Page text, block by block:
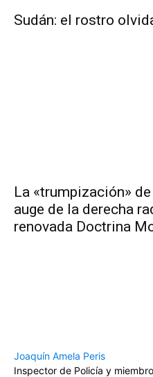
Sudán: el rostro
La «trumpización»
auge de la derecha
renovada Doctrina
Joaquín Amela Peris
Inspector de Policía y